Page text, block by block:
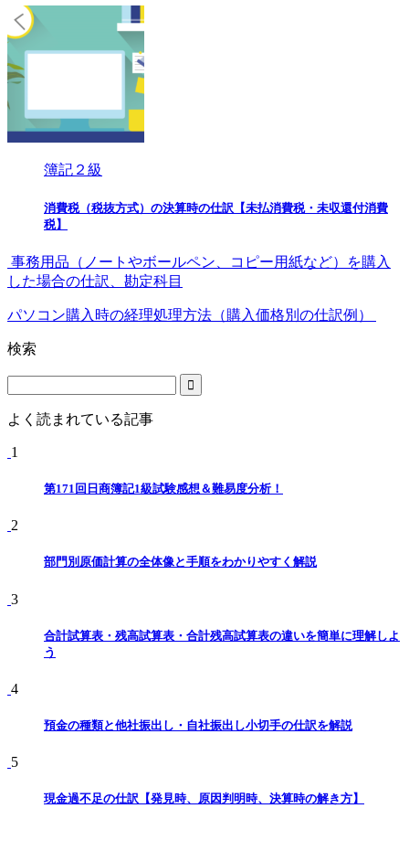
簿記２級
消費税（税抜方式）の決算時の仕訳【未払消費税・未収還付消費
税】
事務用品（ノートやボールペン、コピー用紙など）を購入
した場合の仕訳、勘定科目
パソコン購入時の経理処理方法（購入価格別の仕訳例）
検索
よく読まれている記事
1
第171回日商簿記1級試験感想＆難易度分析！
2
部門別原価計算の全体像と手順をわかりやすく解説
3
合計試算表・残高試算表・合計残高試算表の違いを簡単に理解しよ
う
4
預金の種類と他社振出し・自社振出し小切手の仕訳を解説
5
現金過不足の仕訳【発見時、原因判明時、決算時の解き方】